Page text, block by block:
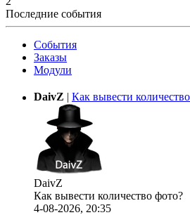
Последние события
События
Заказы
Модули
DaivZ Как вывести
DaivZ
Как вывести количество фото?
4-08-2026, 20:35